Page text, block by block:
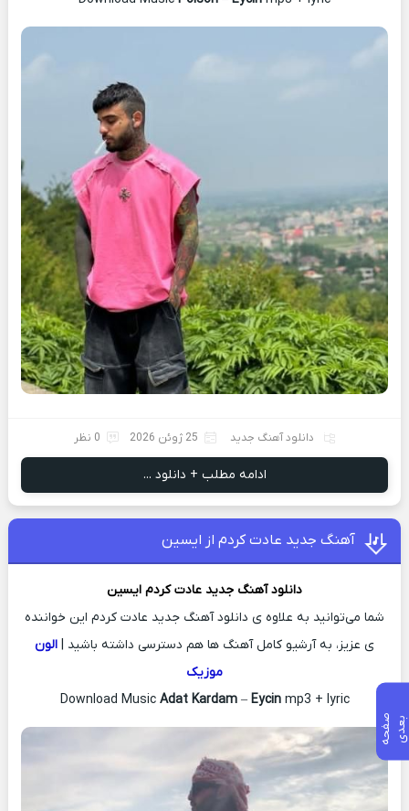
دانلود آهنگ جدید 25 ژوئن 2026 0 نظر
ادامه مطلب + دانلود ...
آهنگ جدید عادت کردم از ایسین
دانلود آهنگ جدید عادت کردم ایسین
شما می‌توانید به علاوه ی دانلود آهنگ جدید عادت کردم این خواننده
ی عزیز، به آرشیو کامل آهنگ ها هم دسترسی داشته باشید | الون
موزیک
Download Music Adat Kardam– Eycinmp3 + lyric
ص
ف
ح
ه ب ع
د ی